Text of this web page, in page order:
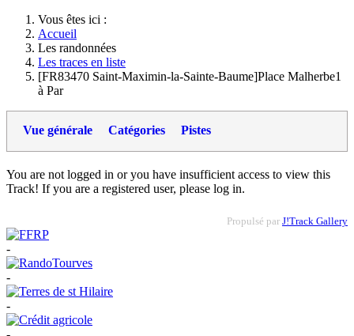
Vous êtes ici :
Accueil
Les randonnées
Les traces en liste
[FR83470 Saint-Maximin-la-Sainte-Baume]Place Malherbe1
à Par
Vue générale Catégories Pistes
You are not logged in or you have insufficient access to view this
Track! If you are a registered user, please log in.
Propulsé par J!Track Gallery
-
-
-